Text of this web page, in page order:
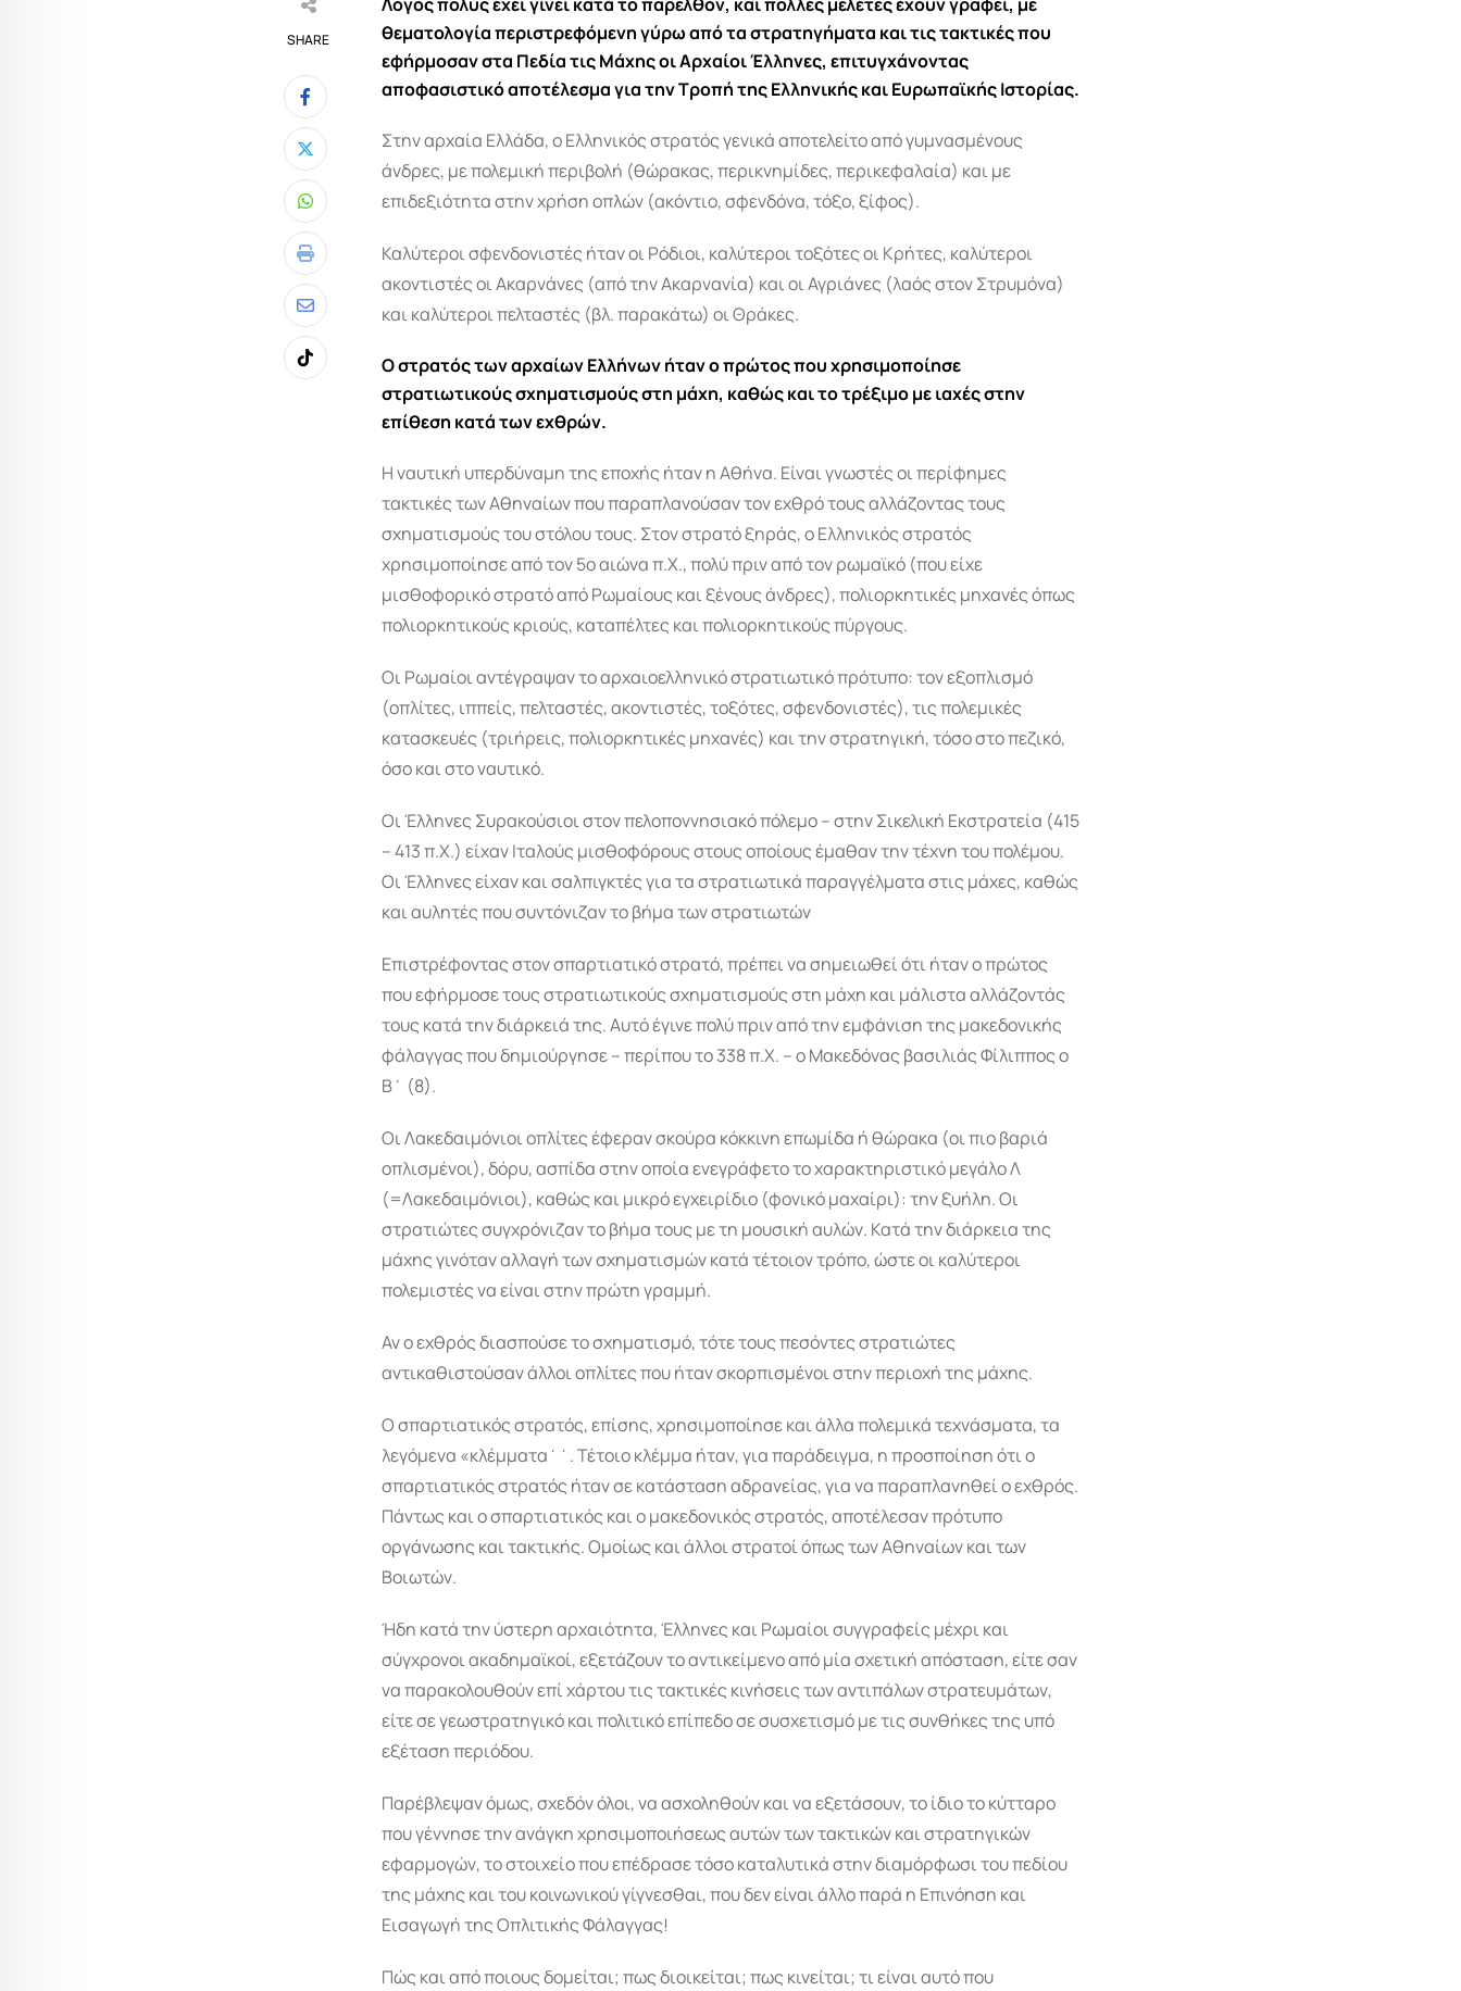
SHARE
Whatsapp
Print
Share
via
Email
Tiktok
θεματολογία περιστρεφόμενη γύρω από τα στρατηγήματα και τις τακτικές που
εφήρμοσαν στα Πεδία τις Μάχης οι Αρχαίοι Έλληνες, επιτυγχάνοντας
αποφασιστικό αποτέλεσμα για την Τροπή της Ελληνικής και Ευρωπαϊκής Ιστορίας.
Στην αρχαία Ελλάδα, ο Ελληνικός στρατός γενικά αποτελείτο από γυμνασμένους
άνδρες, με πολεμική περιβολή (θώρακας, περικνημίδες, περικεφαλαία) και με
επιδεξιότητα στην χρήση οπλών (ακόντιο, σφενδόνα, τόξο, ξίφος).
Καλύτεροι σφενδονιστές ήταν οι Ρόδιοι, καλύτεροι τοξότες οι Κρήτες, καλύτεροι
ακοντιστές οι Ακαρνάνες (από την Ακαρνανία) και οι Αγριάνες (λαός στον Στρυμόνα)
και καλύτεροι πελταστές (βλ. παρακάτω) οι Θράκες.
Ο στρατός των αρχαίων Ελλήνων ήταν ο πρώτος που χρησιμοποίησε
στρατιωτικούς σχηματισμούς στη μάχη, καθώς και το τρέξιμο με ιαχές στην
επίθεση κατά των εχθρών.
Η ναυτική υπερδύναμη της εποχής ήταν η Αθήνα. Είναι γνωστές οι περίφημες
τακτικές των Αθηναίων που παραπλανούσαν τον εχθρό τους αλλάζοντας τους
σχηματισμούς του στόλου τους. Στον στρατό ξηράς, ο Ελληνικός στρατός
χρησιμοποίησε από τον 5ο αιώνα π.Χ., πολύ πριν από τον ρωμαϊκό (που είχε
μισθοφορικό στρατό από Ρωμαίους και ξένους άνδρες), πολιορκητικές μηχανές όπως
πολιορκητικούς κριούς, καταπέλτες και πολιορκητικούς πύργους.
Οι Ρωμαίοι αντέγραψαν το αρχαιοελληνικό στρατιωτικό πρότυπο: τον εξοπλισμό
(οπλίτες, ιππείς, πελταστές, ακοντιστές, τοξότες, σφενδονιστές), τις πολεμικές
κατασκευές (τριήρεις, πολιορκητικές μηχανές) και την στρατηγική, τόσο στο πεζικό,
όσο και στο ναυτικό.
Οι Έλληνες Συρακούσιοι στον πελοποννησιακό πόλεμο – στην Σικελική Εκστρατεία (415
– 413 π.Χ.) είχαν Ιταλούς μισθοφόρους στους οποίους έμαθαν την τέχνη του πολέμου.
Οι Έλληνες είχαν και σαλπιγκτές για τα στρατιωτικά παραγγέλματα στις μάχες, καθώς
και αυλητές που συντόνιζαν το βήμα των στρατιωτών
Επιστρέφοντας στον σπαρτιατικό στρατό, πρέπει να σημειωθεί ότι ήταν ο πρώτος
που εφήρμοσε τους στρατιωτικούς σχηματισμούς στη μάχη και μάλιστα αλλάζοντάς
τους κατά την διάρκειά της. Αυτό έγινε πολύ πριν από την εμφάνιση της μακεδονικής
φάλαγγας που δημιούργησε – περίπου το 338 π.Χ. – ο Μακεδόνας βασιλιάς Φίλιππος ο
Β΄ (8).
Οι Λακεδαιμόνιοι οπλίτες έφεραν σκούρα κόκκινη επωμίδα ή θώρακα (οι πιο βαριά
οπλισμένοι), δόρυ, ασπίδα στην οποία ενεγράφετο το χαρακτηριστικό μεγάλο Λ
(=Λακεδαιμόνιοι), καθώς και μικρό εγχειρίδιο (φονικό μαχαίρι): την ξυήλη. Οι
στρατιώτες συγχρόνιζαν το βήμα τους με τη μουσική αυλών. Κατά την διάρκεια της
μάχης γινόταν αλλαγή των σχηματισμών κατά τέτοιον τρόπο, ώστε οι καλύτεροι
πολεμιστές να είναι στην πρώτη γραμμή.
Αν ο εχθρός διασπούσε το σχηματισμό, τότε τους πεσόντες στρατιώτες
αντικαθιστούσαν άλλοι οπλίτες που ήταν σκορπισμένοι στην περιοχή της μάχης.
Ο σπαρτιατικός στρατός, επίσης, χρησιμοποίησε και άλλα πολεμικά τεχνάσματα, τα
λεγόμενα «κλέμματα΄΄. Τέτοιο κλέμμα ήταν, για παράδειγμα, η προσποίηση ότι ο
σπαρτιατικός στρατός ήταν σε κατάσταση αδρανείας, για να παραπλανηθεί ο εχθρός.
Πάντως και ο σπαρτιατικός και ο μακεδονικός στρατός, αποτέλεσαν πρότυπο
οργάνωσης και τακτικής. Ομοίως και άλλοι στρατοί όπως των Αθηναίων και των
Βοιωτών.
Ήδη κατά την ύστερη αρχαιότητα, Έλληνες και Ρωμαίοι συγγραφείς μέχρι και
σύγχρονοι ακαδημαϊκοί, εξετάζουν το αντικείμενο από μία σχετική απόσταση, είτε σαν
να παρακολουθούν επί χάρτου τις τακτικές κινήσεις των αντιπάλων στρατευμάτων,
είτε σε γεωστρατηγικό και πολιτικό επίπεδο σε συσχετισμό με τις συνθήκες της υπό
εξέταση περιόδου.
Παρέβλεψαν όμως, σχεδόν όλοι, να ασχοληθούν και να εξετάσουν, το ίδιο το κύτταρο
που γέννησε την ανάγκη χρησιμοποιήσεως αυτών των τακτικών και στρατηγικών
εφαρμογών, το στοιχείο που επέδρασε τόσο καταλυτικά στην διαμόρφωσι του πεδίου
της μάχης και του κοινωνικού γίγνεσθαι, που δεν είναι άλλο παρά η Επινόηση και
Εισαγωγή της Οπλιτικής Φάλαγγας!
Πώς και από ποιους δομείται; πως διοικείται; πως κινείται; τι είναι αυτό που